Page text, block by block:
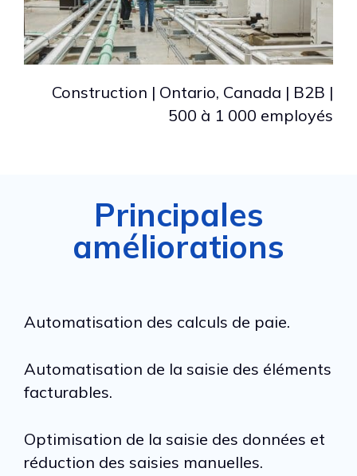
Construction | Ontario, Canada | B2B |
500 à 1 000 employés
Principales
améliorations
Automatisation des calculs de paie.
Automatisation de la saisie des éléments
facturables.
Optimisation de la saisie des données et
réduction des saisies manuelles.